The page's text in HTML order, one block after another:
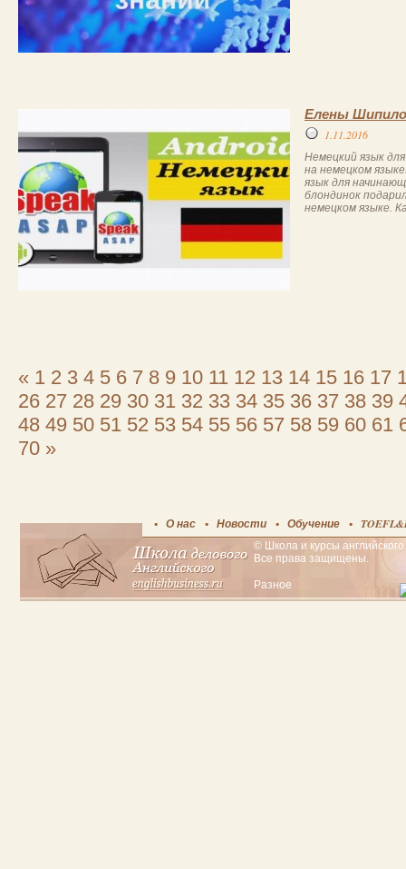
Елены
1.11.2016
Немецкий язык
на немецком
язык для
блондинок
немецком языке.
« 1 2 3 4 5 6 7 8 9 10 11 12 13 14 15 16 17
26 27 28 29 30 31 32 33 34 35 36 37 38 39
48 49 50 51 52 53 54 55 56 57 58 59 60 61
70 »
О нас Новости Обучение
© Школа и курсы
Все права защищены.
Разное